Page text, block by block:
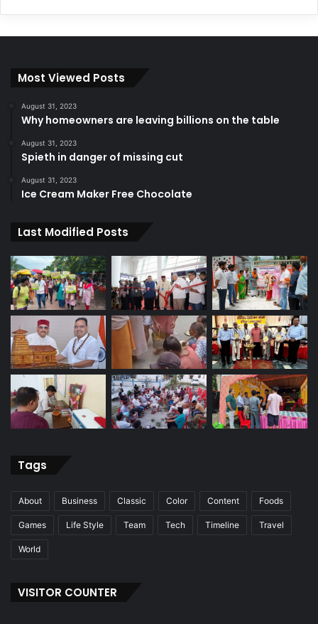
Most Viewed Posts
August 31, 2023
Why homeowners are leaving billions on the table
August 31, 2023
Spieth in danger of missing cut
August 31, 2023
Ice Cream Maker Free Chocolate
Last Modified Posts
Tags
About Business Classic Color Content Foods
Games Life Style Team Tech Timeline Travel
World
VISITOR COUNTER